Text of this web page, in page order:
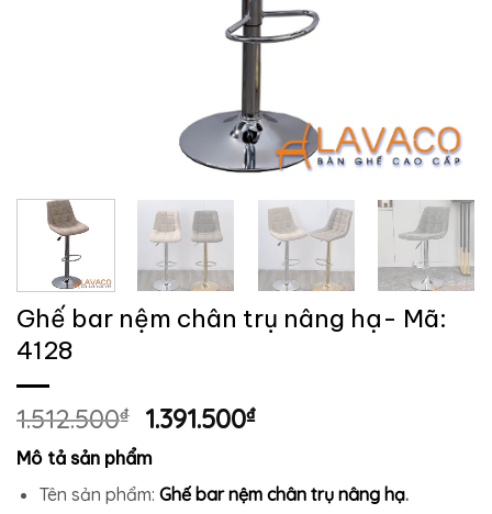
Ghế bar nệm chân trụ nâng hạ- Mã:
4128
1.512.500₫
Giá
là:
1.512.500₫.
1.391.500₫Giá
là:
Mô tả sản phẩm
Tên sản phẩm: Ghế bar nệm chân trụ nâng hạ.